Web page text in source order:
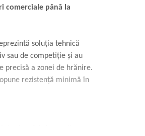
comerciale până la
soluția tehnică
sau de competiție și au
precisă a zonei de hrănire.
rezistență minimă în